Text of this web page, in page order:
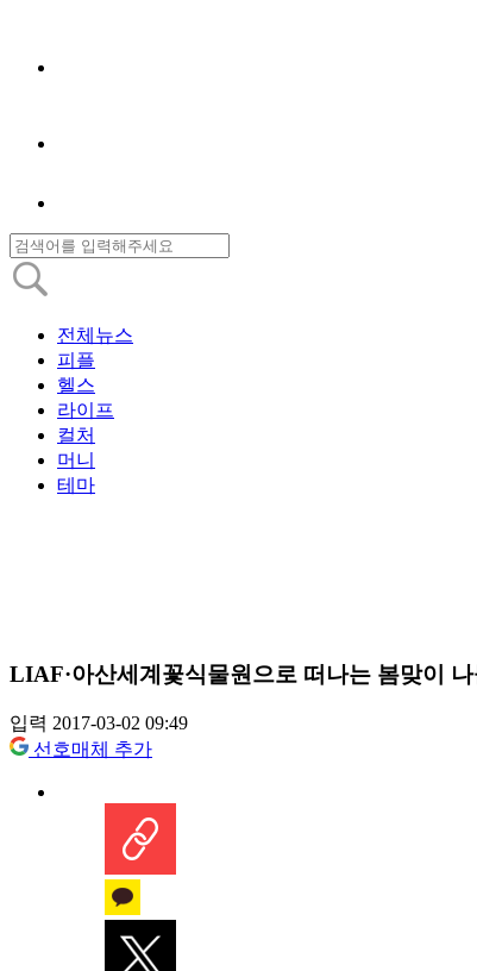
전체뉴스
피플
헬스
라이프
컬처
머니
테마
LIAF·아산세계꽃식물원으로 떠나는 봄맞이 나
입력 2017-03-02 09:49
선호매체 추가